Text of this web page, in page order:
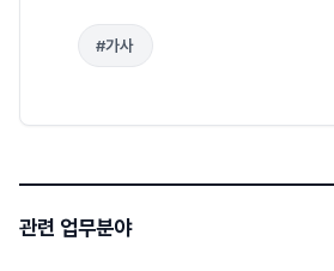
#가사
관련 업무분야